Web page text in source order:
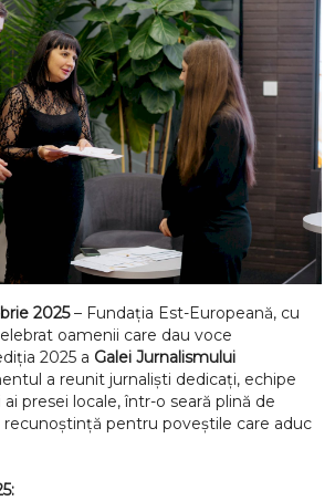
2025– Fundația Est-Europeană, cu
oamenii care dau voce
2025 a Galei Jurnalismului
a reunit jurnaliști dedicați, echipe
presei locale, într-o seară plină de
recunoștință pentru poveștile care aduc